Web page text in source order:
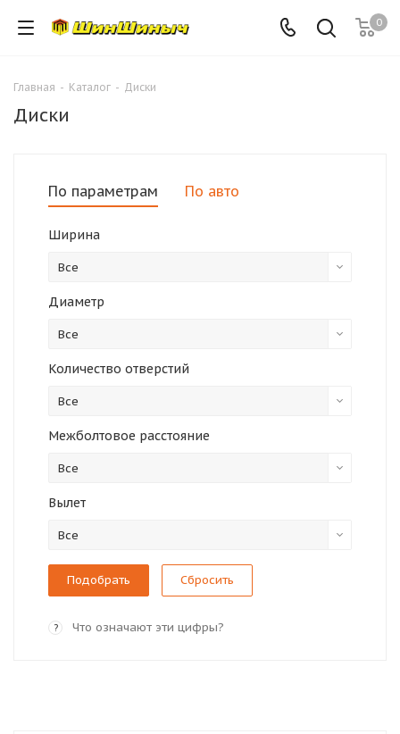
0
Главная - Каталог - Диски
Диски
По параметрам По авто
Ширина
Все
Диаметр
Все
Количество отверстий
Все
Межболтовое расстояние
Все
Вылет
Все
Сбросить
? Что означают эти цифры?